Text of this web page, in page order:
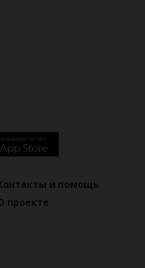
и помощь
проекте